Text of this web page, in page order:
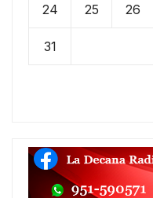
24 25 26
31